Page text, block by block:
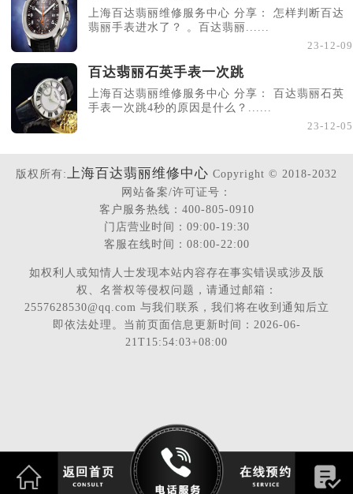
上海百达翡丽维修服务中心 分享： 怎样判断百达
翡丽手表进水了？ 。百达翡丽......
23-12-09
百达翡丽石英手表一次跳
上海百达翡丽维修服务中心 分享： 百达翡丽石英
手表一次跳4秒的原因是什么？......
23-12-05
版权所有: 上海百达翡丽维修中心 Copyright © 2018-2032
网站备案/许可证号：
客户服务热线：400-805-0910
门店营业时间：09:00-19:30
客服在线时间：08:00-22:00
如权利人或知情人士发现本站内容存在事实错误或涉及版
权、名誉权等侵权问题，请通过邮箱：
2557628530@qq.com 与我们联系，我们将在收到通知后立
即依法处理。当前页面信息更新时间：2026-06-
21T15:54:03+08:00